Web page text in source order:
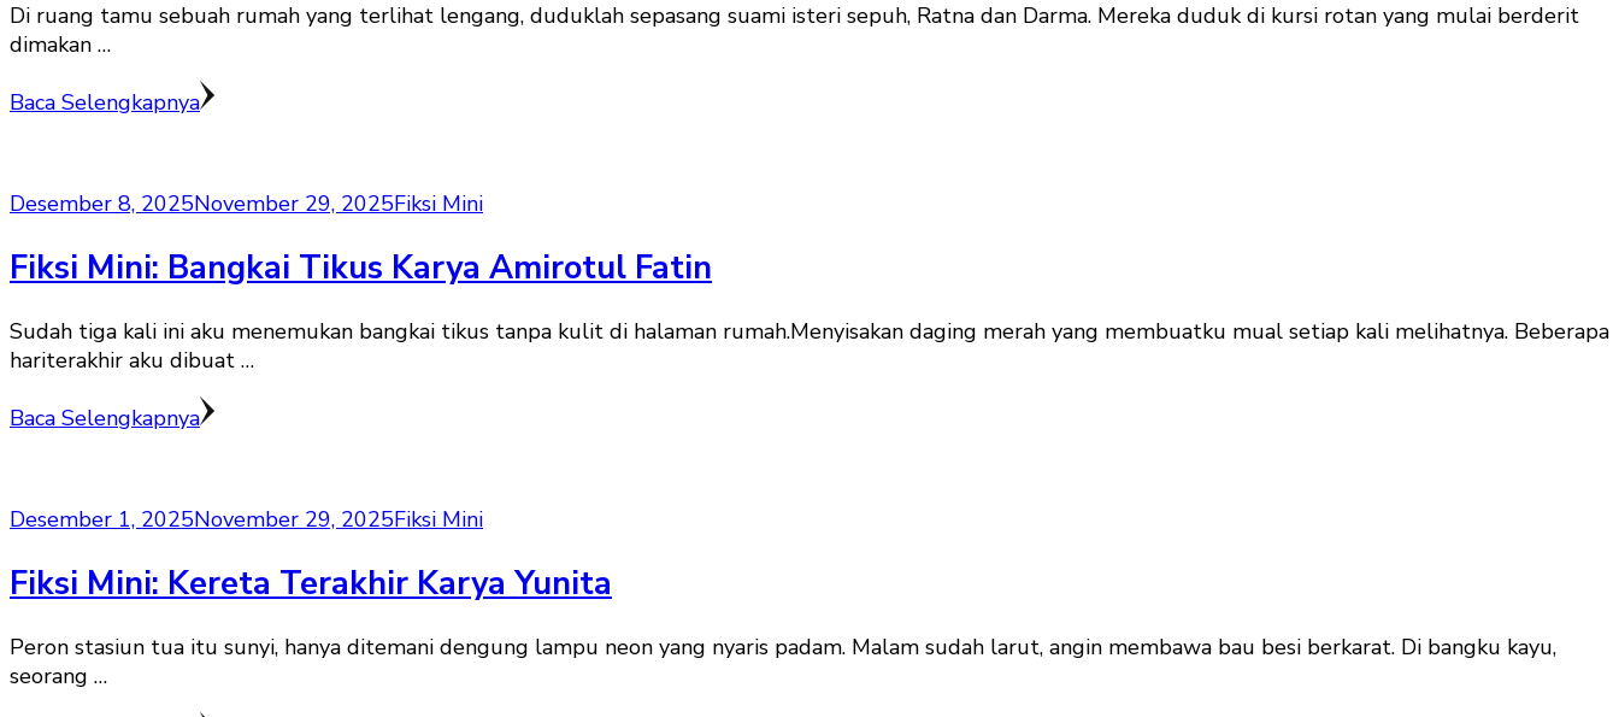
Di ruang tamu sebuah rumah yang terlihat lengang, duduklah sepasang suami isteri sepuh, Ratna dan Darma. Mereka duduk di kursi rotan yang mulai berderit
dimakan …
Baca Selengkapnya
Desember 8, 2025November 29, 2025Fiksi Mini
Fiksi Mini: Bangkai Tikus Karya Amirotul Fatin
Sudah tiga kali ini aku menemukan bangkai tikus tanpa kulit di halaman rumah.Menyisakan daging merah yang membuatku mual setiap kali melihatnya. Beberapa
hariterakhir aku dibuat …
Baca Selengkapnya
Desember 1, 2025November 29, 2025Fiksi Mini
Fiksi Mini: Kereta Terakhir Karya Yunita
Peron stasiun tua itu sunyi, hanya ditemani dengung lampu neon yang nyaris padam. Malam sudah larut, angin membawa bau besi berkarat. Di bangku kayu,
seorang …